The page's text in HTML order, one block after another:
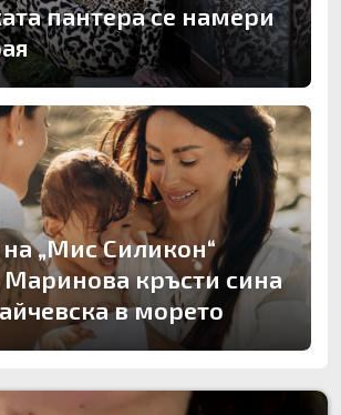
пантера се намери
„Мис Силикон“
кръсти сина
в морето